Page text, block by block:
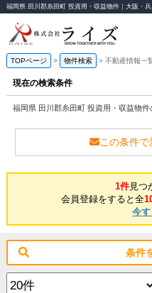
福岡県 田川郡糸田町 投資用・収益物件｜大阪・
TOPページ 物件検索 不動産情報一
現在の検索条件
福岡県 田川郡糸田町 投資用・収益物
この条件で
1件見つ
会員登録をすると全
今
条件